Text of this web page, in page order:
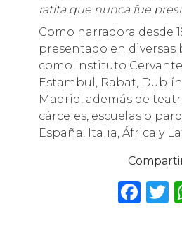
ratita que nunca fue
Como narradora desde
presentado en diversas
como Instituto
Estambul, Rabat,
Madrid, además de
cárceles, escuelas o
España, Italia, África y
F